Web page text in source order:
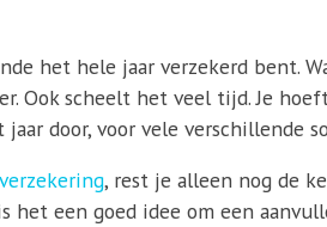
het hele jaar verzekerd bent.
Ook scheelt het veel tijd. Je
door, voor vele verschillende
, rest je alleen nog de
een goed idee om een